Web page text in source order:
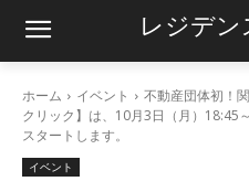
レジデン
ホーム イベント
不動産団体初！
クリック】は、10月3日（月）18:45
スタートします。
イベント